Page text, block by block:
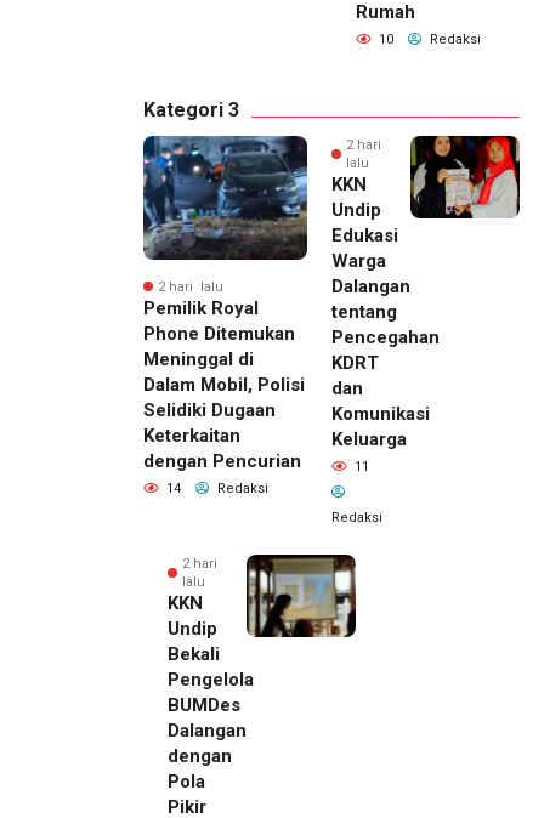
Rumah
10 Redaksi
Kategori 3
2 hari lalu
Pemilik Royal
Phone Ditemukan
Meninggal di
Dalam Mobil, Polisi
Selidiki Dugaan
Keterkaitan
dengan Pencurian
14 Redaksi
2 hari
lalu
KKN
Undip
Edukasi
Warga
Dalangan
tentang
Pencegahan
KDRT
dan
Komunikasi
Keluarga
11
Redaksi
2 hari
lalu
KKN
Undip
Bekali
Pengelola
BUMDes
Dalangan
dengan
Pola
Pikir